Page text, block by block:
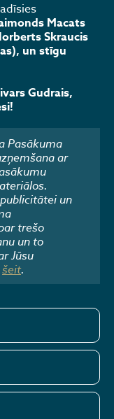
Macats
Skraucis
un stīgu
Gudrais,
Pasākuma
ar
un
trešo
un to
Jūsu
šeit.